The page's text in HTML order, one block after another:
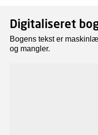
Digitaliseret
Bogens tekst er
og mangler.